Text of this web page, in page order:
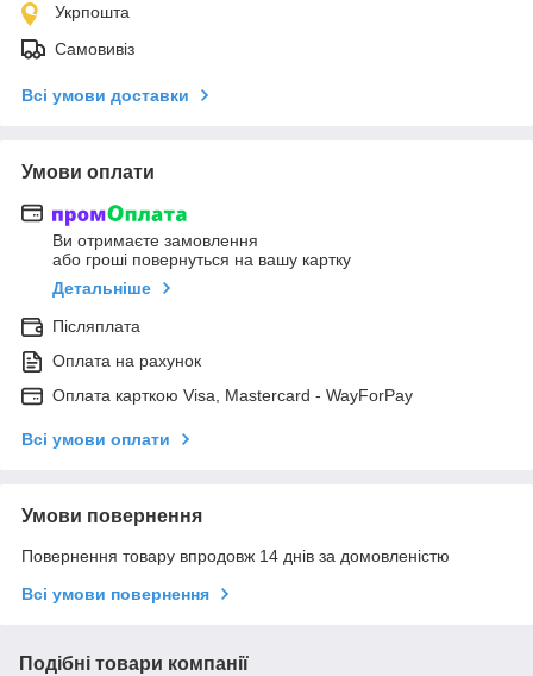
Укрпошта
Самовивіз
Всі умови доставки
Умови оплати
Ви отримаєте замовлення
або гроші повернуться на вашу картку
Детальніше
Післяплата
Оплата на рахунок
Оплата карткою Visa, Mastercard - WayForPay
Всі умови оплати
Умови повернення
Повернення товару впродовж 14 днів за домовленістю
Всі умови повернення
Подібні товари компанії